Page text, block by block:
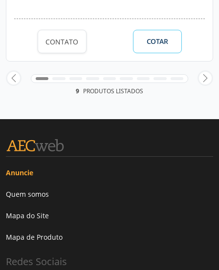
CONTATO COTAR
9 PRODUTOS LISTADOS
Anuncie
Quem somos
Mapa do Site
Mapa de Produto
Redes Sociais